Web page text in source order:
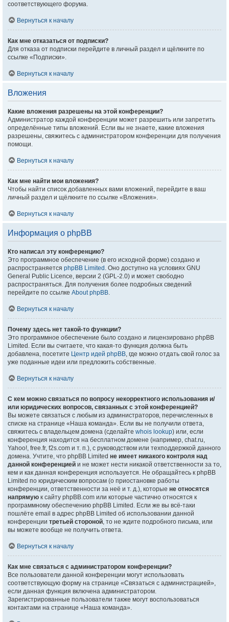
соответствующего форума.
Вернуться к началу
Как мне отказаться от подписки?
Для отказа от подписки перейдите в личный раздел и щёлкните по
ссылке «Подписки».
Вернуться к началу
Вложения
Какие вложения разрешены на этой конференции?
Администратор каждой конференции может разрешить или запретить
определённые типы вложений. Если вы не знаете, какие вложения
разрешены, свяжитесь с администратором конференции для получения
помощи.
Вернуться к началу
Как мне найти мои вложения?
Чтобы найти список добавленных вами вложений, перейдите в ваш
личный раздел и щёлкните по ссылке «Вложения».
Вернуться к началу
Информация о phpBB
Кто написал эту конференцию?
Это программное обеспечение (в его исходной форме) создано и
распространяется phpBB Limited . Оно доступно на условиях GNU
General Public Licence, версии 2 (GPL-2.0) и может свободно
распространяться. Для получения более подробных сведений
перейдите по ссылке About phpBB.
Вернуться к началу
Почему здесь нет такой-то функции?
Это программное обеспечение было создано и лицензировано phpBB
Limited. Если вы считаете, что какая-то функция должна быть
добавлена, посетите Центр идей phpBB, где можно отдать свой голос за
уже поданные идеи или предложить собственные.
Вернуться к началу
С кем можно связаться по вопросу некорректного использования и/
или юридических вопросов, связанных с этой конференцией?
Вы можете связаться с любым из администраторов, перечисленных в
списке на странице «Наша команда». Если вы не получили ответа,
свяжитесь с владельцем домена (сделайте whois lookup) или, если
конференция находится на бесплатном домене (например, chat.ru,
Yahoo!, free.fr, f2s.com и т. п.), с руководством или техподдержкой данного
домена. Учтите, что phpBB Limited не имеет никакого контроля над
данной конференцией и не может нести никакой ответственности за то,
кем и как данная конференция используется. Не обращайтесь к phpBB
Limited по юридическим вопросам (о приостановке работы
конференции, ответственности за неё и т. д.), которые не относятся
напрямую к сайту phpBB.com или которые частично относятся к
программному обеспечению phpBB Limited. Если же вы всё-таки
пошлёте email в адрес phpBB Limited об использовании данной
конференции третьей стороной, то не ждите подробного письма, или
вы можете вообще не получить ответа.
Вернуться к началу
Как мне связаться с администратором конференции?
Все пользователи данной конференции могут использовать
соответствующую форму на странице «Связаться с администрацией»,
если данная функция включена администратором.
Зарегистрированные пользователи также могут воспользоваться
контактами на странице «Наша команда».